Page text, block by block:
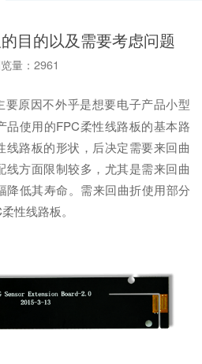
目的以及需要考虑问题
量：2961
要原因不外乎是想要电子产品小型
品使用的FPC柔性线路板的基本路
线路板的形状，后决定需要来回曲
线方面限制较多，尤其是需来回曲
降低其寿命。需来回曲折使用部分
性线路板。